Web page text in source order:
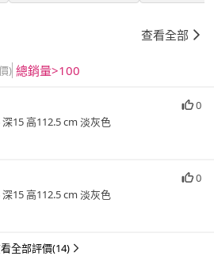
查看全部
) 總銷量>100
0
15 高112.5 cm 淡灰色
0
15 高112.5 cm 淡灰色
全部評價(14)